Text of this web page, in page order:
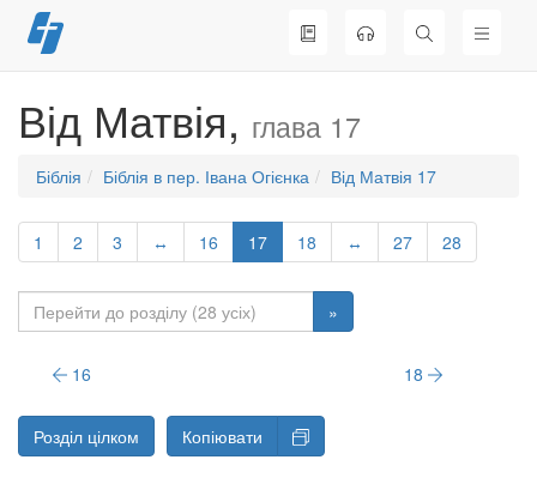
Перейти
до
Від Матвія, глава 17
Біблія Біблія в пер. Івана Огієнка Від Матвія 17
1 2 3 ↔ 16 17 18 ↔ 27 28
»
16 18
Розділ цілком Копіювати